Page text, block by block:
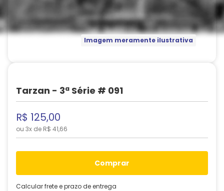
Imagem meramente ilustrativa
Tarzan - 3ª Série # 091
R$ 125,00
ou 3x de R$ 41,66
comprar
Calcular frete e prazo de entrega